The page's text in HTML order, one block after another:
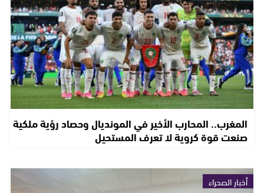
المغرب.. المحارب الأخير في المونديال وحصاد رؤية ملكية
صنعت قوة كروية لا تعرف المستحيل
أخبار الصحراء